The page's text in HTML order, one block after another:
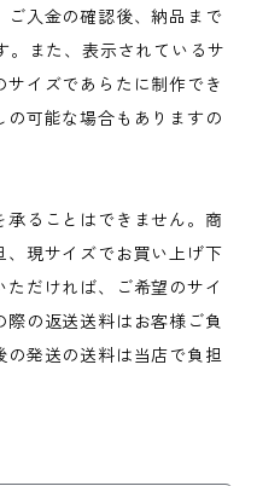
ご入金の確認後、納品まで
。また、表示されているサ
イズであらたに制作でき
の可能な場合もありますの
承ることはできません。商
、現サイズでお買い上げ下
だければ、ご希望のサイ
際の返送送料はお客様ご負
の発送の送料は当店で負担